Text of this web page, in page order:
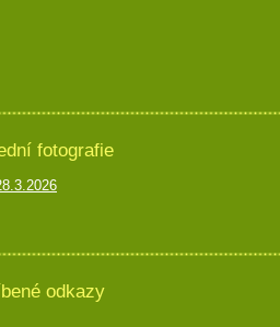
fotografie
odkazy